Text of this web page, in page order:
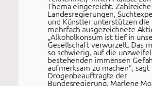
Thema eingereicht. Zahlreiche
Landesregierungen,
und Künstler unterstützen die
mehrfach ausgezeichnete
„Alkoholkonsum ist tief in
Gesellschaft verwurzelt. Das
so schwierig, auf die
bestehenden immensen
aufmerksam zu machen“, sagt
Drogenbeauftragte der
Bundesregierung, Marlene